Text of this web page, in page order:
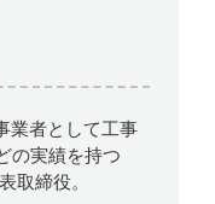
業者として工事
の実績を持つ
取締役。